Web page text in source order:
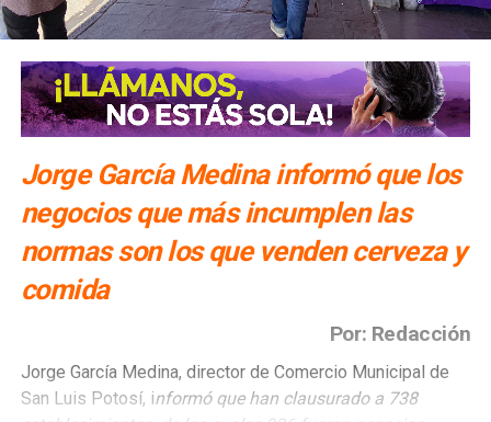
Jorge García Medina informó que los
negocios que más incumplen las
normas son los que venden cerveza y
comida
Por: Redacción
Jorge García Medina, director de Comercio Municipal de
San Luis Potosí, informó que han clausurado a 738